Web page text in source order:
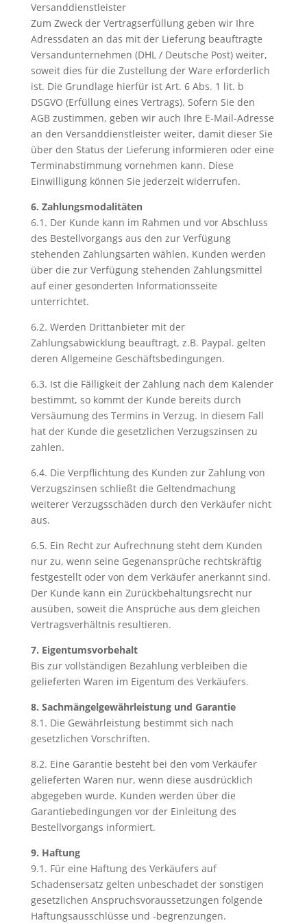
Versanddienstleister
Zum Zweck der Vertragserfüllung geben wir Ihre
Adressdaten an das mit der Lieferung beauftragte
Versandunternehmen (DHL / Deutsche Post) weiter,
soweit dies für die Zustellung der Ware erforderlich
ist. Die Grundlage hierfür ist Art. 6 Abs. 1 lit. b
DSGVO (Erfüllung eines Vertrags). Sofern Sie den
AGB zustimmen, geben wir auch Ihre E-Mail-Adresse
an den Versanddienstleister weiter, damit dieser Sie
über den Status der Lieferung informieren oder eine
Terminabstimmung vornehmen kann. Diese
Einwilligung können Sie jederzeit widerrufen.
6. Zahlungsmodalitäten
6.1. Der Kunde kann im Rahmen und vor Abschluss
des Bestellvorgangs aus den zur Verfügung
stehenden Zahlungsarten wählen. Kunden werden
über die zur Verfügung stehenden Zahlungsmittel
auf einer gesonderten Informationsseite
unterrichtet.
6.2. Werden Drittanbieter mit der
Zahlungsabwicklung beauftragt, z.B. Paypal. gelten
deren Allgemeine Geschäftsbedingungen.
6.3. Ist die Fälligkeit der Zahlung nach dem Kalender
bestimmt, so kommt der Kunde bereits durch
Versäumung des Termins in Verzug. In diesem Fall
hat der Kunde die gesetzlichen Verzugszinsen zu
zahlen.
6.4. Die Verpflichtung des Kunden zur Zahlung von
Verzugszinsen schließt die Geltendmachung
weiterer Verzugsschäden durch den Verkäufer nicht
aus.
6.5. Ein Recht zur Aufrechnung steht dem Kunden
nur zu, wenn seine Gegenansprüche rechtskräftig
festgestellt oder von dem Verkäufer anerkannt sind.
Der Kunde kann ein Zurückbehaltungsrecht nur
ausüben, soweit die Ansprüche aus dem gleichen
Vertragsverhältnis resultieren.
7. Eigentumsvorbehalt
Bis zur vollständigen Bezahlung verbleiben die
gelieferten Waren im Eigentum des Verkäufers.
8. Sachmängelgewährleistung und Garantie
8.1. Die Gewährleistung bestimmt sich nach
gesetzlichen Vorschriften.
8.2. Eine Garantie besteht bei den vom Verkäufer
gelieferten Waren nur, wenn diese ausdrücklich
abgegeben wurde. Kunden werden über die
Garantiebedingungen vor der Einleitung des
Bestellvorgangs informiert.
9. Haftung
9.1. Für eine Haftung des Verkäufers auf
Schadensersatz gelten unbeschadet der sonstigen
gesetzlichen Anspruchsvoraussetzungen folgende
Haftungsausschlüsse und -begrenzungen.